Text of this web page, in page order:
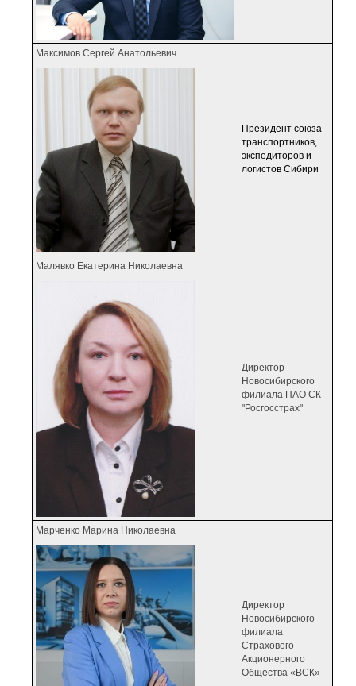
Максимов Сергей Анатольевич
Президент союза
транспортников,
экспедиторов и
логистов Сибири
Малявко Екатерина Николаевна
Директор
Новосибирского
филиала ПАО СК
"Росгосстрах"
Марченко Марина Николаевна
Директор
Новосибирского
филиала
Страхового
Акционерного
Общества «ВСК»